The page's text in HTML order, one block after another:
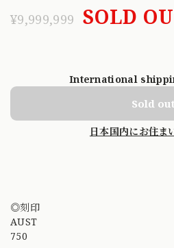
¥9,999,999 SOLD
International
Sold out
日本国内にお住ま
◎刻印
AUST
750